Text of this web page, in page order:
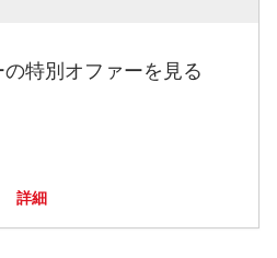
の特別オファーを見る
詳細